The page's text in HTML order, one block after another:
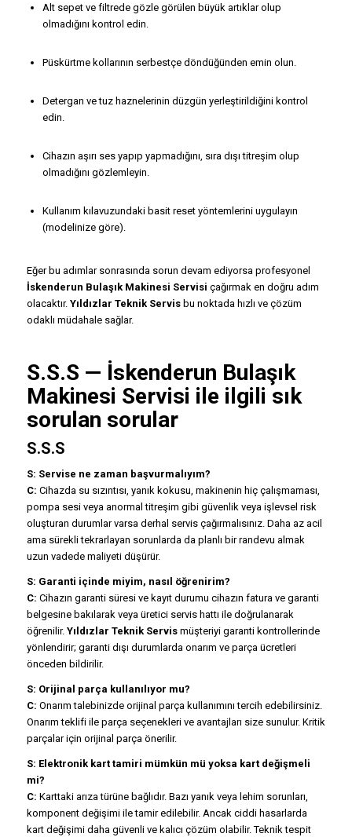
Alt sepet ve filtrede gözle görülen büyük artıklar olup
olmadığını kontrol edin.
Püskürtme kollarının serbestçe döndüğünden emin olun.
Detergan ve tuz haznelerinin düzgün yerleştirildiğini kontrol
edin.
Cihazın aşırı ses yapıp yapmadığını, sıra dışı titreşim olup
olmadığını gözlemleyin.
Kullanım kılavuzundaki basit reset yöntemlerini uygulayın
(modelinize göre).
Eğer bu adımlar sonrasında sorun devam ediyorsa profesyonel
İskenderun Bulaşık Makinesi Servisi çağırmak en doğru adım
olacaktır. Yıldızlar Teknik Servisbu noktada hızlı ve çözüm
odaklı müdahale sağlar.
S.S.S — İskenderun Bulaşık
Makinesi Servisi ile ilgili sık
sorulan sorular
S.S.S
S: Servise ne zaman başvurmalıyım?
C: Cihazda su sızıntısı, yanık kokusu, makinenin hiç çalışmaması,
pompa sesi veya anormal titreşim gibi güvenlik veya işlevsel risk
oluşturan durumlar varsa derhal servis çağırmalısınız. Daha az acil
ama sürekli tekrarlayan sorunlarda da planlı bir randevu almak
uzun vadede maliyeti düşürür.
S: Garanti içinde miyim, nasıl öğrenirim?
C: Cihazın garanti süresi ve kayıt durumu cihazın fatura ve garanti
belgesine bakılarak veya üretici servis hattı ile doğrulanarak
öğrenilir. Yıldızlar Teknik Servismüşteriyi garanti kontrollerinde
yönlendirir; garanti dışı durumlarda onarım ve parça ücretleri
önceden bildirilir.
S: Orijinal parça kullanılıyor mu?
C: Onarım talebinizde orijinal parça kullanımını tercih edebilirsiniz.
Onarım teklifi ile parça seçenekleri ve avantajları size sunulur. Kritik
parçalar için orijinal parça önerilir.
S: Elektronik kart tamiri mümkün mü yoksa kart değişmeli
mi?
C: Karttaki arıza türüne bağlıdır. Bazı yanık veya lehim sorunları,
komponent değişimi ile tamir edilebilir. Ancak ciddi hasarlarda
kart değişimi daha güvenli ve kalıcı çözüm olabilir. Teknik tespit